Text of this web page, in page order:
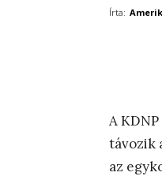
Írta:
A
távozik
az